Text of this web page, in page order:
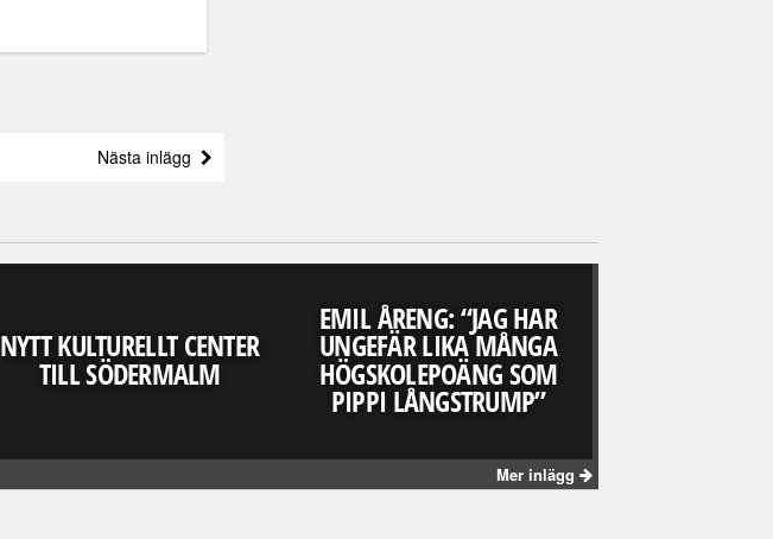
Nästa inlägg
NYTT KULTURELLT CENTER
TILL SÖDERMALM
EMIL ÅRENG: “JAG HAR
UNGEFÄR LIKA MÅNGA
HÖGSKOLEPOÄNG SOM
PIPPI LÅNGSTRUMP”
Mer inlägg